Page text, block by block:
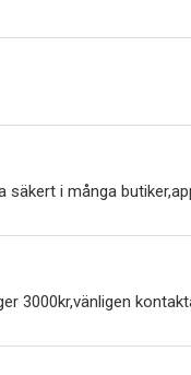
säkert i många
3000kr,vänligen